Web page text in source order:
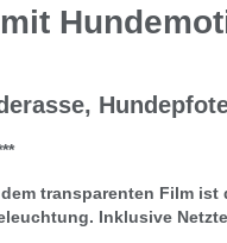
transparenten Film
Inklusive